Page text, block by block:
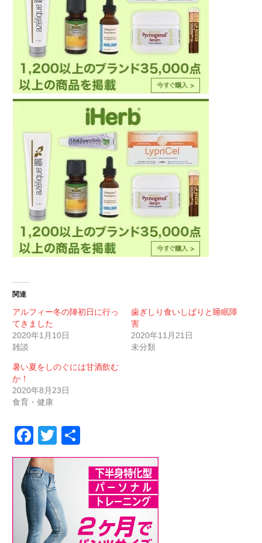
関連
アルフィー冬の陣初日に行っ
てきました
2020年1月10日
雑談
歯ぎしり食いしばりと睡眠障
害
2020年11月21日
未分類
暑い夏をしのぐには甘酒飲む
か！
2020年8月23日
食育・健康
Facebook
Twitter
有